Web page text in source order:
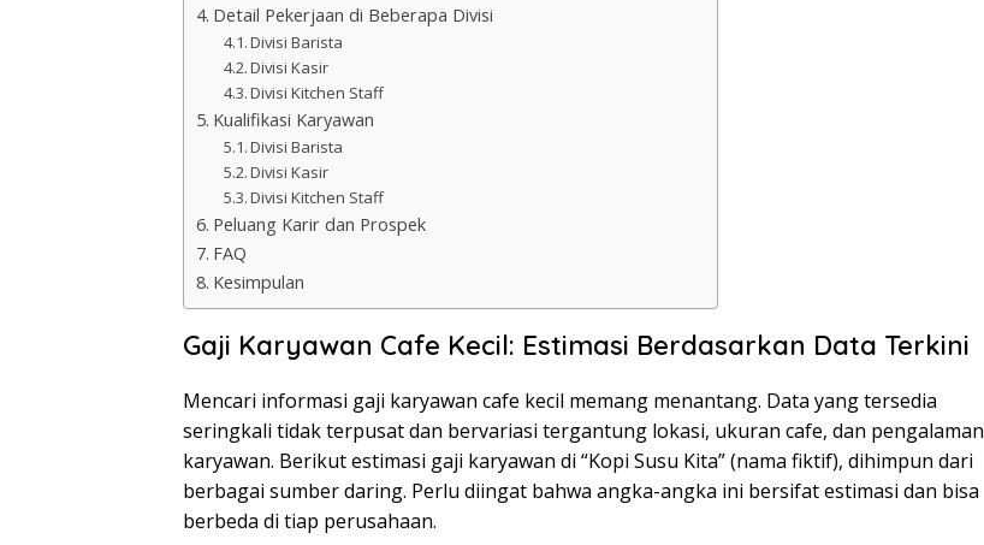
Detail Pekerjaan di Beberapa Divisi
Divisi Barista
Divisi Kasir
Divisi Kitchen Staff
Kualifikasi Karyawan
Divisi Barista
Divisi Kasir
Divisi Kitchen Staff
Peluang Karir dan Prospek
FAQ
Kesimpulan
Gaji Karyawan Cafe Kecil: Estimasi Berdasarkan Data Terkini
Mencari informasi gaji karyawan cafe kecil memang menantang. Data yang tersedia
seringkali tidak terpusat dan bervariasi tergantung lokasi, ukuran cafe, dan pengalaman
karyawan. Berikut estimasi gaji karyawan di “Kopi Susu Kita” (nama fiktif), dihimpun dari
berbagai sumber daring. Perlu diingat bahwa angka-angka ini bersifat estimasi dan bisa
berbeda di tiap perusahaan.